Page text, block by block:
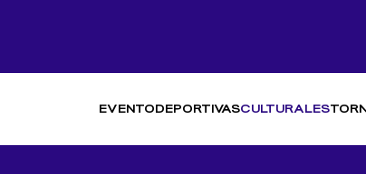
EVENTODEPORTIVASCULTURALES